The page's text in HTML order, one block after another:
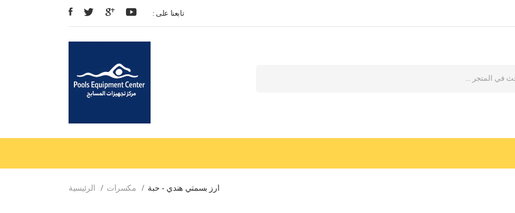
: تابعنا على
الرئيسية مكسرات ارز بسمتي هندي - حبة